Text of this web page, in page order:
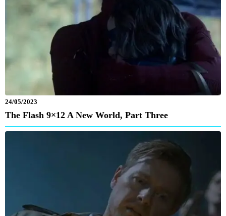
24/05/2023
The Flash 9×12 A New World, Part Three